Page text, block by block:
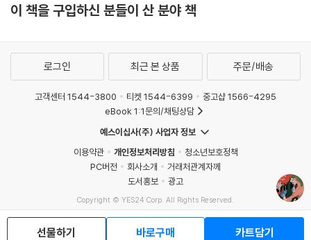
이 책을 구입하신 분들이 산 분야 책
선물하기 바로구매 카트담기
로그인 최근 본 상품 주문/배송
고객센터 1544-3800 티켓 1544-6399
중고샵 1566-4295
eBook 1:1문의/채팅상담
예스이십사(주) 사업자 정보
이용약관
개인정보처리방침
청소년보호정책
PC버전
회사소개
거래처관계자께
도서홍보
광고
Copyright © YES24 Corp. All Rights Reserved.